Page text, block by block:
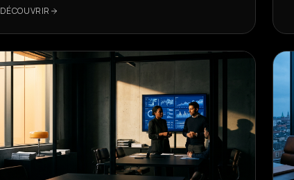
registre d'opposition.
DÉCOUVRIR